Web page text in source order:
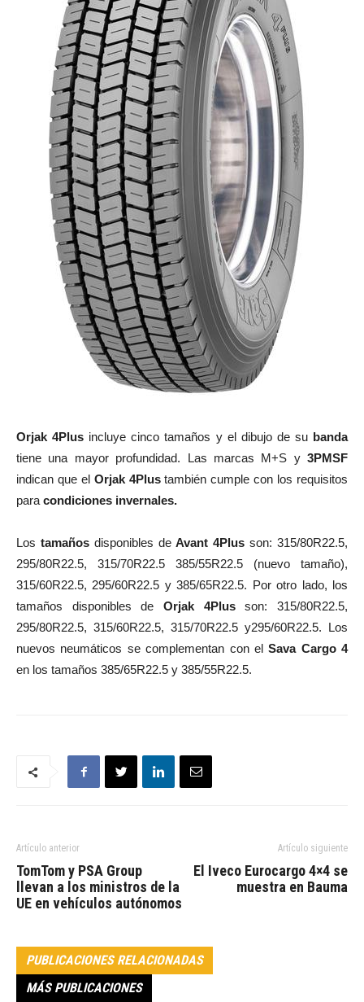
Orjak 4Plus incluye cinco tamaños y el dibujo de su banda
tiene una mayor profundidad. Las marcas M+S y 3PMSF
indican que el Orjak 4Plustambién cumple con los requisitos
para condiciones invernales.
Los tamañosdisponibles deAvant 4Plusson: 315/80R22.5,
295/80R22.5, 315/70R22.5 385/55R22.5 (nuevo tamaño),
315/60R22.5, 295/60R22.5 y 385/65R22.5. Por otro lado, los
tamaños disponibles de Orjak 4Plusson: 315/80R22.5,
295/80R22.5, 315/60R22.5, 315/70R22.5 y295/60R22.5. Los
nuevos neumáticos se complementan con elSava Cargo 4
en los tamaños 385/65R22.5 y 385/55R22.5.
Artículo anterior
TomTom y PSA Group
llevan a los ministros de la
UE en vehículos autónomos
Artículo siguiente
El Iveco Eurocargo 4×4 se
muestra en Bauma
PUBLICACIONES RELACIONADAS
MÁS PUBLICACIONES